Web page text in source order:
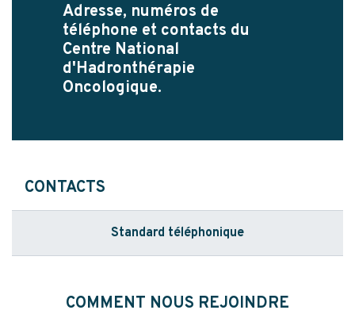
Adresse, numéros de
téléphone et contacts du
Centre National
d'Hadronthérapie
Oncologique.
COMMENT NOUS REJOINDRE
CONTACTS
Standard téléphonique